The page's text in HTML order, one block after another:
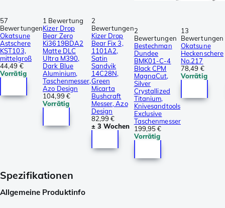
57
Bewertungen
Okatsune
Astschere
KST103,
mittelgroß
44,49 €
Vorrätig
1 Bewertung
Kizer Drop
Bear Zero
Ki3619BDA2
Matte DLC
Ultra M390,
Dark Blue
Aluminium,
Taschenmesser,
Azo Design
104,99 €
Vorrätig
2
Bewertungen
Kizer Drop
Bear Fix 3,
1101A2,
Satin
Sandvik
14C28N,
Green
Micarta
Bushcraft
Messer, Azo
Design
82,99 €
± 3 Wochen
2
Bewertungen
Bestechman
Dundee
BMK01-C-4
Black CPM
MagnaCut,
Silver
Crystallized
Titanium,
Knivesandtools
Exclusive
Taschenmesser
199,95 €
Vorrätig
13
Bewertungen
Okatsune
Heckenschere
No.217
78,49 €
Vorrätig
Spezifikationen
Allgemeine Produktinfo